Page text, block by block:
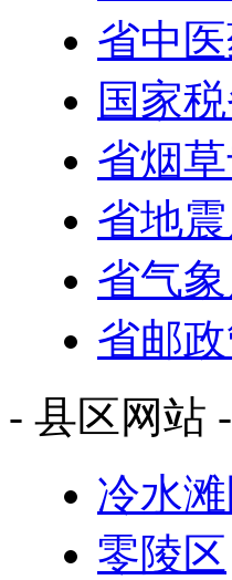
省中
国家
省烟
省地
省气
省邮
- 县区网站 -
冷水
零陵区